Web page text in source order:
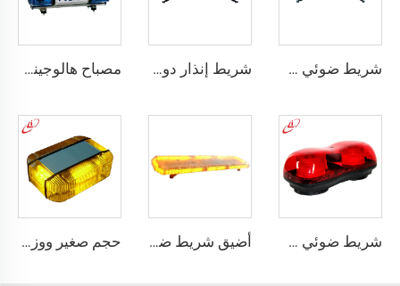
شريط ضوئي خطي ليد علوي للشرطة شريط إنذار دوار هالوجين متعدد الزوايا مصباح هالوجيني للشرطة مع ضوء دوار صغير
شريط ضوئي صغير على شكل مكسرات LED بيضاوي الشكل أضيق شريط ضوئي أحمر/أزرق بزاوية عرض واسعة حجم صغير ووزن خفيف وسطوع عالي لشريط الإضاءة الصغير